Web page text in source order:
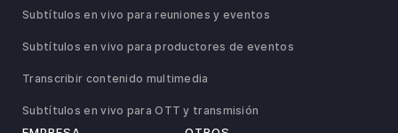
Subtítulos en vivo para reuniones y eventos
Subtítulos en vivo para productores de eventos
Transcribir contenido multimedia
Subtítulos en vivo para OTT y transmisión